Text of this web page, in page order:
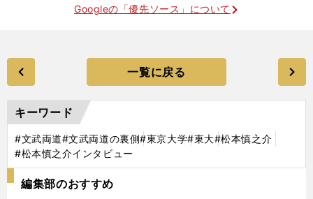
Googleの「優先ソース」について
一覧に戻る
キーワード
#文武両道#文武両道の裏側#東京大学#東大#松本慎之介
#松本慎之介インタビュー
編集部のおすすめ